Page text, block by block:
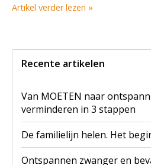
Artikel verder lezen »
Recente artikelen
Van MOETEN naar
verminderen in 3 stappen
De familielijn helen. Het
Ontspannen zwanger en